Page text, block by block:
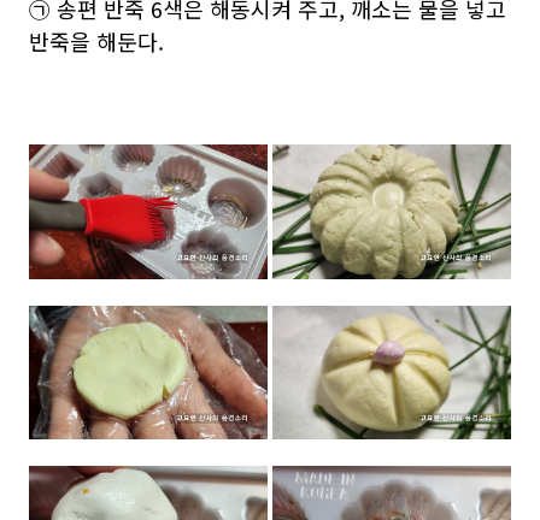
㉠ 송편 반죽 6색은 해동시켜 주고, 깨소는 물을 넣고
반죽을 해둔다.